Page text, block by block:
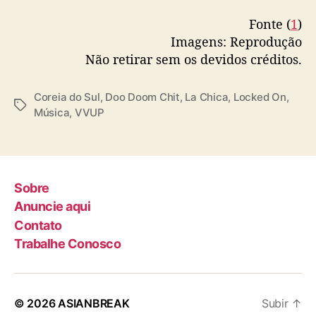
Fonte (1)
Imagens: Reprodução
Não retirar sem os devidos créditos.
T
Coreia do Sul, Doo Doom Chit, La Chica, Locked On,
Música, VVUP
Sobre
Anuncie aqui
Contato
Trabalhe Conosco
© 2026ASIANBREAK Subir ↑